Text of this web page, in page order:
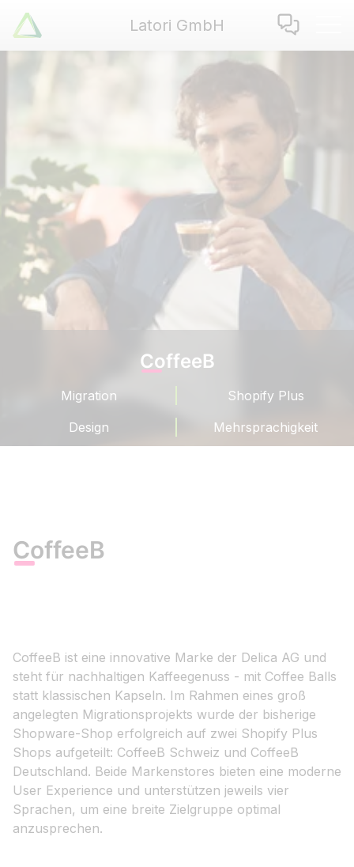
Latori GmbH Latori GmbH
Leistungen
Use Cases
Über Uns
Jobs
Kontakt
EN
CoffeeB
Migration
Shopify Plus
Design
Mehrsprachigkeit
CoffeeB
CoffeeB ist eine innovative Marke der Delica AG und
steht für nachhaltigen Kaffeegenuss - mit Coffee Balls
statt klassischen Kapseln. Im Rahmen eines groß
angelegten Migrationsprojekts wurde der bisherige
Shopware-Shop erfolgreich auf zwei Shopify Plus
Shops aufgeteilt: CoffeeB Schweiz und CoffeeB
Deutschland. Beide Markenstores bieten eine moderne
User Experience und unterstützen jeweils vier
Sprachen, um eine breite Zielgruppe optimal
anzusprechen.